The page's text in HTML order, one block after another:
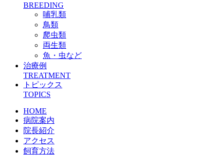
BREEDING
哺乳類
鳥類
爬虫類
両生類
魚・虫など
治療例
TREATMENT
トピックス
TOPICS
HOME
病院案内
院長紹介
アクセス
飼育方法